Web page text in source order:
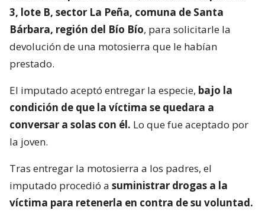
3, lote B, sector La Peña, comuna de Santa
Bárbara, región del Bío Bío, para solicitarle la
devolución de una motosierra que le habían
prestado.
El imputado aceptó entregar la especie, bajo la
condición de que la víctima se quedara a
conversar a solas con él. Lo que fue aceptado por
la joven.
Tras entregar la motosierra a los padres, el
imputado procedió a suministrar drogas a la
víctima para retenerla en contra de su voluntad.